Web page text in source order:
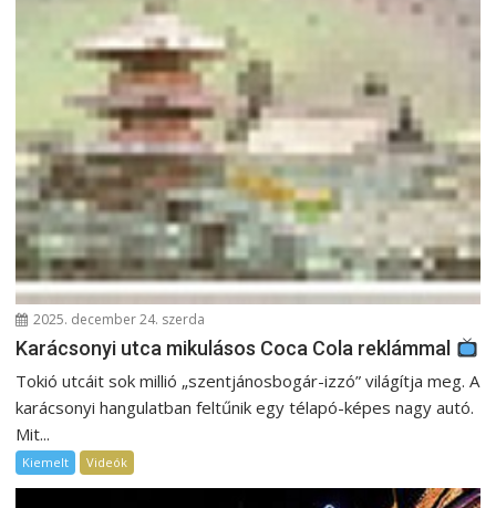
2025. december 24. szerda
Karácsonyi utca mikulásos Coca Cola reklámmal
Tokió utcáit sok millió „szentjánosbogár-izzó” világítja meg. A
karácsonyi hangulatban feltűnik egy télapó-képes nagy autó.
Mit...
Kiemelt Videók